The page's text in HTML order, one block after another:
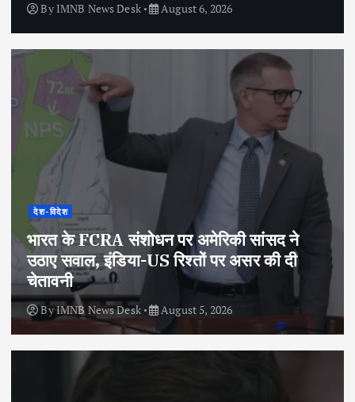
By IMNB News Desk August 6, 2026
देश-विदेश
भारत के FCRA संशोधन पर अमेरिकी सांसद ने
उठाए सवाल, इंडिया-US रिश्तों पर असर की दी
चेतावनी
ByIMNB News Desk August 5, 2026